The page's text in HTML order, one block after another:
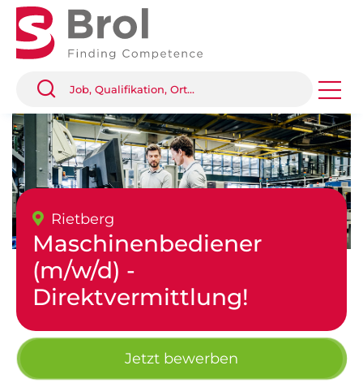
Rietberg
Maschinenbediener
(m/w/d) -
Direktvermittlung!
Jetzt bewerben